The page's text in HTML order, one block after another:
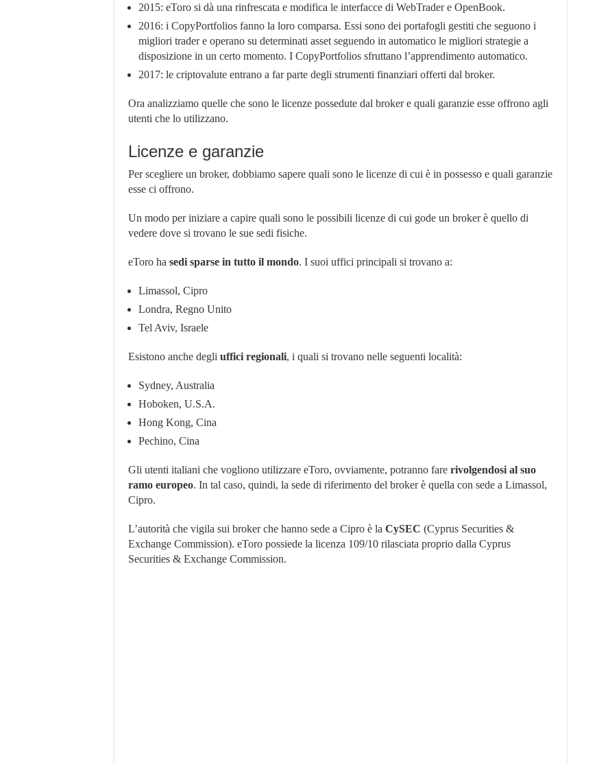
2015: eToro si dà una rinfrescata e modifica le interfacce di WebTrader e OpenBook.
2016: i CopyPortfolios fanno la loro comparsa. Essi sono dei portafogli gestiti che seguono i
migliori trader e operano su determinati asset seguendo in automatico le migliori strategie a
disposizione in un certo momento. I CopyPortfolios sfruttano l’apprendimento automatico.
2017: le criptovalute entrano a far parte degli strumenti finanziari offerti dal broker.
Ora analizziamo quelle che sono le licenze possedute dal broker e quali garanzie esse offrono agli
utenti che lo utilizzano.
Licenze e garanzie
Per scegliere un broker, dobbiamo sapere quali sono le licenze di cui è in possesso e quali garanzie
esse ci offrono.
Un modo per iniziare a capire quali sono le possibili licenze di cui gode un broker è quello di
vedere dove si trovano le sue sedi fisiche.
eToro ha sedi sparse in tutto il mondo. I suoi uffici principali si trovano a:
Limassol, Cipro
Londra, Regno Unito
Tel Aviv, Israele
Esistono anche degli uffici regionali, i quali si trovano nelle seguenti località:
Sydney, Australia
Hoboken, U.S.A.
Hong Kong, Cina
Pechino, Cina
Gli utenti italiani che vogliono utilizzare eToro, ovviamente, potranno fare rivolgendosi al suo
ramo europeo. In tal caso, quindi, la sede di riferimento del broker è quella con sede a Limassol,
Cipro.
L’autorità che vigila sui broker che hanno sede a Cipro è la CySEC (Cyprus Securities &
Exchange Commission). eToro possiede la licenza 109/10 rilasciata proprio dalla Cyprus
Securities & Exchange Commission.